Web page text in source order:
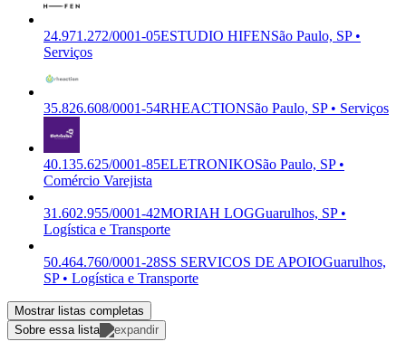
24.971.272/0001-05ESTUDIO HIFENSão Paulo, SP •
Serviços
35.826.608/0001-54RHEACTIONSão Paulo, SP • Serviços
40.135.625/0001-85ELETRONIKOSão Paulo, SP •
Comércio Varejista
31.602.955/0001-42MORIAH LOGGuarulhos, SP •
Logística e Transporte
50.464.760/0001-28SS SERVICOS DE APOIOGuarulhos,
SP • Logística e Transporte
Mostrar listas completas
Sobre essa lista